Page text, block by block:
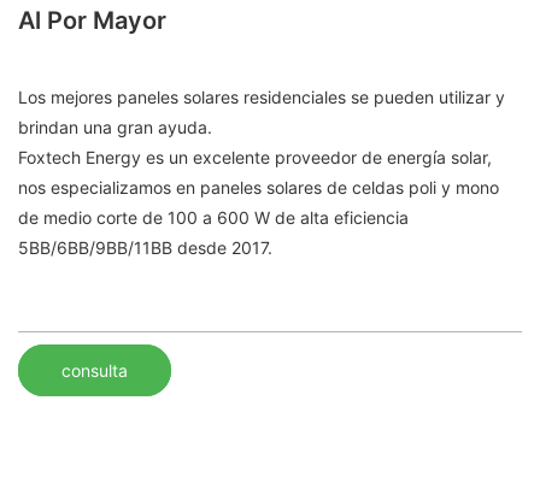
Al Por Mayor
Los mejores paneles solares residenciales se pueden utilizar y
brindan una gran ayuda.
Foxtech Energy es un excelente proveedor de energía solar,
nos especializamos en paneles solares de celdas poli y mono
de medio corte de 100 a 600 W de alta eficiencia
5BB/6BB/9BB/11BB desde 2017.
consulta